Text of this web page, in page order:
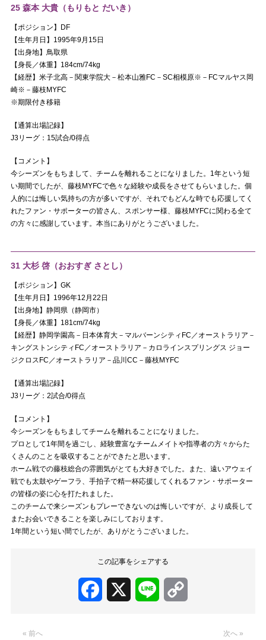
25 森本 大貴（もりもと だいき）
【ポジション】DF
【生年月日】1995年9月15日
【出身地】鳥取県
【身長／体重】184cm/74kg
【経歴】米子北高－関東学院大－松本山雅FC－SC相模原※－FCマルヤス岡
崎※－藤枝MYFC
※期限付き移籍
【通算出場記録】
J3リーグ：15試合/0得点
【コメント】
今シーズンをもちまして、チームを離れることになりました。1年という短
い期間でしたが、藤枝MYFCで色々な経験や成長をさせてもらいました。個
人的には悔しい気持ちの方が多いですが、それでもどんな時でも応援してく
れたファン・サポーターの皆さん、スポンサー様、藤枝MYFCに関わる全て
の方々に感謝しています。本当にありがとうございました。
31 大杉 啓（おおすぎ さとし）
【ポジション】GK
【生年月日】1996年12月22日
【出身地】静岡県（静岡市）
【身長／体重】181cm/74kg
【経歴】静岡学園高－日本体育大－マルバーンシティFC／オーストラリア－
キングストンシティFC／オーストラリア－カロラインスプリングス ジョー
ジクロスFC／オーストラリア－品川CC－藤枝MYFC
【通算出場記録】
J3リーグ：2試合/0得点
【コメント】
今シーズンをもちましてチームを離れることになりました。
プロとして1年間を過ごし、経験豊富なチームメイトや指導者の方々からた
くさんのことを吸収することができたと思います。
ホーム戦での藤枝総合の雰囲気がとても大好きでした。また、遠いアウェイ
戦でも太鼓やゲーフラ、手拍子で精一杯応援してくれるファン・サポーター
の皆様の姿に心を打たれました。
このチームで来シーズンもプレーできないのは悔しいですが、より成長して
またお会いできることを楽しみにしております。
1年間という短い間でしたが、ありがとうございました。
この記事をシェアする
Facebook Line
« 前へ 次へ »